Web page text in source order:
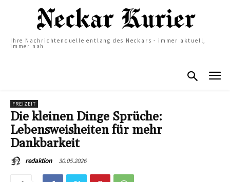
Ihre Nachrichtenquelle entlang des Neckars - immer aktuell,
immer nah
FREIZEIT
Die kleinen Dinge Sprüche:
Lebensweisheiten für mehr
Dankbarkeit
redaktion 30.05.2026